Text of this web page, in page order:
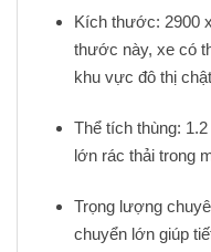
Kích thước: 2900
thước này, xe có
khu vực đô thị
Thể tích thùng:
lớn rác thải trong
Trọng lượng
chuyển lớn giúp